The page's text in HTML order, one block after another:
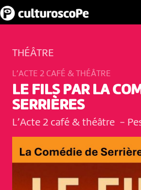
THÉÂTRE
L’ACTE 2 CAFÉ & THÉÂTRE
LE FILS PAR LA
SERRIÈRES
L’Acte 2 café & théâtre -